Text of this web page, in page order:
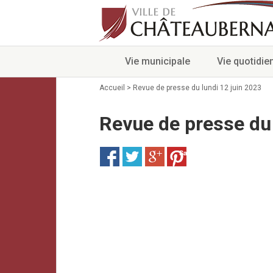
Vie municipale Vie
Accueil > Revue de presse du lundi 12 juin 2023
Revue de presse
Save